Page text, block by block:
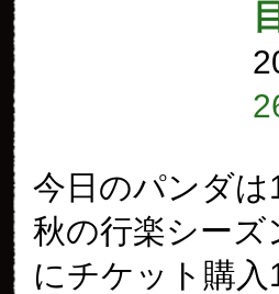
今日のパンダ
秋の行楽シー
にチケット購